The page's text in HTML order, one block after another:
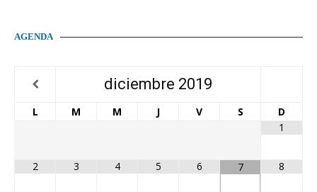
AGENDA
diciembre 2019
L M M J V S
D
1
2 3 4 5 6 7 8